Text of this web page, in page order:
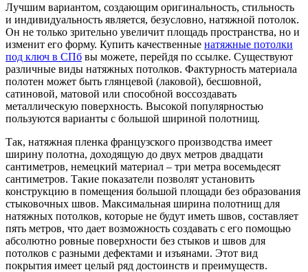
Лучшим вариантом, создающим оригинальность, стильность
и индивидуальность является, безусловно, натяжной потолок.
Он не только зрительно увеличит площадь пространства, но и
изменит его форму. Купить качественные натяжные потолки
под ключ в СПб вы можете, перейдя по ссылке. Существуют
различные виды натяжных потолков. Фактурность материала
полотен может быть глянцевой (лаковой), бесшовной,
сатиновой, матовой или способной воссоздавать
металлическую поверхность. Высокой популярностью
пользуются варианты с большой шириной полотнищ.
Так, натяжная пленка французского производства имеет
ширину полотна, доходящую до двух метров двадцати
сантиметров, немецкий материал – три метра восемьдесят
сантиметров. Такие показатели позволят установить
конструкцию в помещения большой площади без образования
стыковочных швов. Максимальная ширина полотнищ для
натяжных потолков, которые не будут иметь швов, составляет
пять метров, что дает возможность создавать с его помощью
абсолютно ровные поверхности без стыков и швов для
потолков с разными дефектами и изъянами. Этот вид
покрытия имеет целый ряд достоинств и преимуществ.